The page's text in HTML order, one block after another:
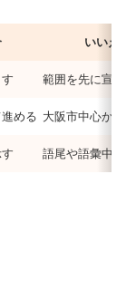
いいえ
範囲を先に宣
める 大阪市中心か
語尾や語彙中